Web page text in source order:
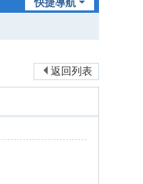
快捷導航
返回列表